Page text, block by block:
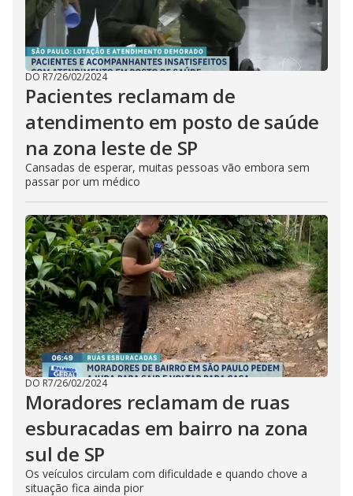
DO R7/26/02/2024
Pacientes reclamam de
atendimento em posto de saúde
na zona leste de SP
Cansadas de esperar, muitas pessoas vão embora sem
passar por um médico
DO R7/26/02/2024
Moradores reclamam de ruas
esburacadas em bairro na zona
sul de SP
Os veículos circulam com dificuldade e quando chove a
situação fica ainda pior